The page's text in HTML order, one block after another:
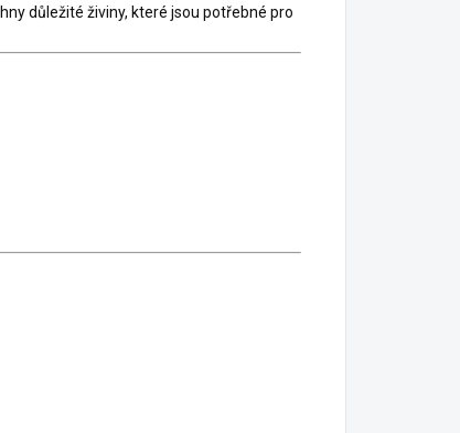
důležité živiny, které jsou potřebné pro